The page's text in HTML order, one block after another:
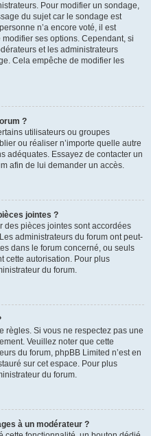
Pour modifier un sondage,
du sujet car le sondage est
n’a encore voté, il est
ses options. Cependant, si
et les administrateurs
Cela empêche de modifier les
?
utilisateurs ou groupes
ou réaliser n’importe quelle autre
adéquates. Essayez de contacter un
afin de lui demander un accès.
jointes ?
des pièces jointes sont accordées
administrateurs du forum ont peut-
dans le forum concerné, ou seuls
cette autorisation. Pour plus
du forum.
règles. Si vous ne respectez pas une
Veuillez noter que cette
du forum, phpBB Limited n’est en
sur cet espace. Pour plus
du forum.
à un modérateur ?